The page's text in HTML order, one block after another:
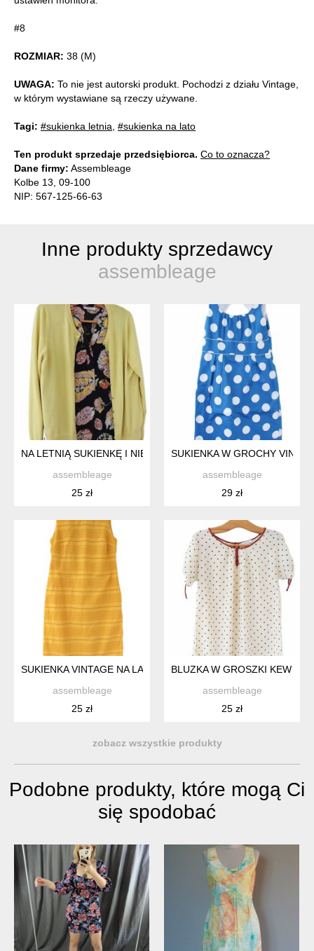
#8
ROZMIAR: 38 (M)
UWAGA: To nie jest autorski produkt. Pochodzi z działu Vintage,
w którym wystawiane są rzeczy używane.
Tagi: #sukienka letnia #sukienka na lato
Ten produkt sprzedaje przedsiębiorca. Co to oznacza?
Dane firmy: Assembleage
Kolbe 13, 09-100
NIP: 567-125-66-63
Inne produkty sprzedawcy
assembleage
NA LETNIĄ SUKIENKĘ I NIE TYLKO KARDIGAN LIMONKOWY
assembleage
25 zł
SUKIENKA W GROCHY
assembleage
29 zł
SUKIENKA VINTAGE NA LATO ŻÓŁTA MIDI BAWEŁNA PER UNA
assembleage
25 zł
BLUZKA W GROSZKI KEW 159
assembleage
25 zł
zobacz wszystkie produkty
Podobne produkty, które mogą Ci
się spodobać